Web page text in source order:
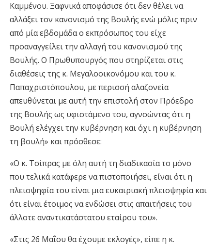
Καμμένου. Ξαφνικά αποφάσισε ότι δεν θέλει να
αλλάξει τον κανονισμό της Βουλής ενώ μόλις πριν
από μία εβδομάδα ο εκπρόσωπος του είχε
προαναγγείλει την αλλαγή του κανονισμού της
Βουλής. Ο Πρωθυπουργός που στηρίζεται στις
διαθέσεις της κ. Μεγαλοοικονόμου και του κ.
Παπαχριστόπουλου, με περισσή αλαζονεία
απευθύνεται με αυτή την επιστολή στον Πρόεδρο
της Βουλής ως υφιστάμενο του, αγνοώντας ότι η
Βουλή ελέγχει την κυβέρνηση και όχι η κυβέρνηση
τη βουλή» και πρόσθεσε:
«Ο κ. Τσίπρας με όλη αυτή τη διαδικασία το μόνο
που τελικά κατάφερε να πιστοποιήσει, είναι ότι η
πλειοψηφία του είναι μια ευκαιριακή πλειοψηφία και
ότι είναι έτοιμος να ενδώσει στις απαιτήσεις του
άλλοτε αναντικατάστατου εταίρου του».
«Στις 26 Μαΐου θα έχουμε εκλογές», είπε η κ.